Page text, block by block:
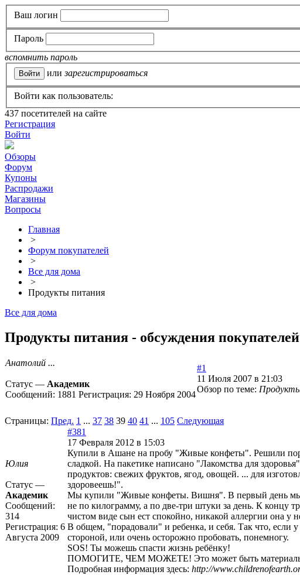
Ваш логин
Пароль
вспомнить пароль
или зарегистрироваться
Войти как пользователь:
437 посетителей на сайте
Регистрация
Войти
Обзоры
Форум
Купоны
Распродажи
Магазины
Вопросы
Главная
>
Форум покупателей
>
Все для дома
>
Продукты питания
Все для дома
Продукты питания - обсуждения
Анатолий ...
Статус — Академик
Сообщений: 1881 Регистрация: 29 Ноября 2004
#1
11 Июля 2007 в 21:03
Обзор по теме:
Страницы: Пред. 1 ... 37 38 39 40 41 ... 105 Следующая
Юлия
Статус —
Академик
Сообщений:
314
Регистрация: 6
Августа 2009
#381
17 Февраля 2012 в 15:03
Купили в Ашане на пробу "Живые конфеты". Решили
сладкой. На пакетике написано "Лакомства для
продуктов: свежих фруктов, ягод, овощей. ... для
здоровеешь!".
Мы купили "Живые конфеты. Вишня". В первый день мы
не по килограмму, а по две-три штуки за день. К концу
чистом виде сын ест спокойно, никакой аллергии она у
В общем, "порадовали" и ребенка, и себя. Так что, если
стороной, или очень осторожно пробовать, понемногу.
SOS! Ты можешь спасти жизнь ребёнку!
ПОМОГИТЕ, ЧЕМ МОЖЕТЕ! Это может быть
Подробная информация здесь: http://